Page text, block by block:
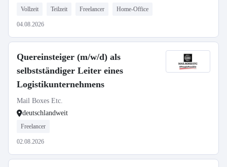
Vollzeit Teilzeit Freelancer Home-Office
04.08.2026
Quereinsteiger (m/w/d) als
selbstständiger Leiter eines
Logistikunternehmens
Mail Boxes Etc.
deutschlandweit
Freelancer
02.08.2026